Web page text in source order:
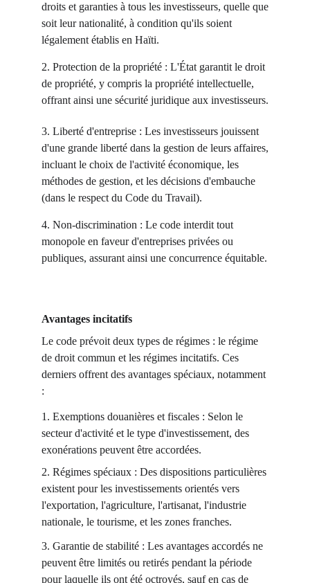
droits et garanties à tous les investisseurs, quelle que
soit leur nationalité, à condition qu'ils soient
légalement établis en Haïti.
2. Protection de la propriété : L'État garantit le droit
de propriété, y compris la propriété intellectuelle,
offrant ainsi une sécurité juridique aux investisseurs.
3. Liberté d'entreprise : Les investisseurs jouissent
d'une grande liberté dans la gestion de leurs affaires,
incluant le choix de l'activité économique, les
méthodes de gestion, et les décisions d'embauche
(dans le respect du Code du Travail).
4. Non-discrimination : Le code interdit tout
monopole en faveur d'entreprises privées ou
publiques, assurant ainsi une concurrence équitable.
Avantages incitatifs
Le code prévoit deux types de régimes : le régime
de droit commun et les régimes incitatifs. Ces
derniers offrent des avantages spéciaux, notamment
:
1. Exemptions douanières et fiscales : Selon le
secteur d'activité et le type d'investissement, des
exonérations peuvent être accordées.
2. Régimes spéciaux : Des dispositions particulières
existent pour les investissements orientés vers
l'exportation, l'agriculture, l'artisanat, l'industrie
nationale, le tourisme, et les zones franches.
3. Garantie de stabilité : Les avantages accordés ne
peuvent être limités ou retirés pendant la période
pour laquelle ils ont été octroyés, sauf en cas de